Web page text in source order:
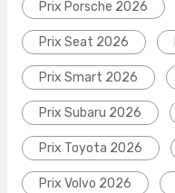
Prix Porsche 2026
Prix Seat 2026
Prix Smart 2026
Prix Subaru 2026
Prix Toyota 2026
Prix Volvo 2026